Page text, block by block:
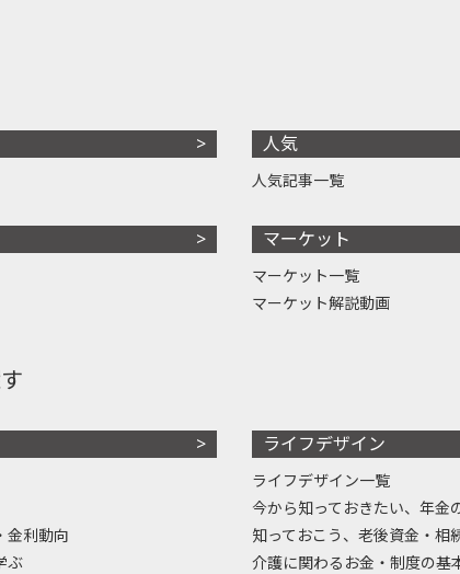
人気
人気記事一覧
マーケット
マーケット一覧
マーケット解説動画
金利動向
ぶ
ライフデザイン
ライフデザイン一覧
今から知っておきたい、年金
知っておこう、老後資金・相
介護に関わるお金・制度の基